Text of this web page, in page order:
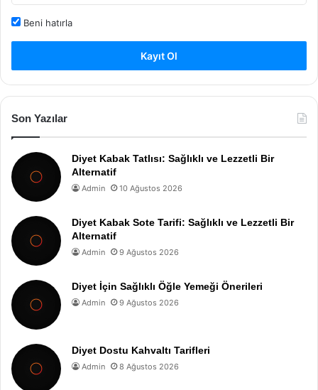
Beni hatırla
Kayıt Ol
Son Yazılar
Diyet Kabak Tatlısı: Sağlıklı ve Lezzetli Bir
Alternatif
Admin 10 Ağustos 2026
Diyet Kabak Sote Tarifi: Sağlıklı ve Lezzetli Bir
Alternatif
Admin 9 Ağustos 2026
Diyet İçin Sağlıklı Öğle Yemeği Önerileri
Admin 9 Ağustos 2026
Diyet Dostu Kahvaltı Tarifleri
Admin 8 Ağustos 2026